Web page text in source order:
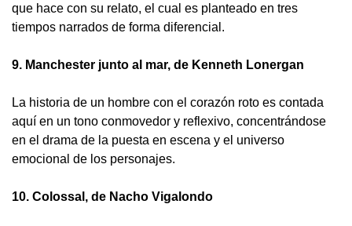
que hace con su relato, el cual es planteado en tres
tiempos narrados de forma diferencial.
9. Manchester junto al mar, de Kenneth Lonergan
La historia de un hombre con el corazón roto es contada
aquí en un tono conmovedor y reflexivo, concentrándose
en el drama de la puesta en escena y el universo
emocional de los personajes.
10. Colossal, de Nacho Vigalondo